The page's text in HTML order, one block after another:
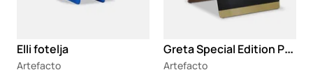
Elli fotelja
Artefacto
G
reta Special Edition Printed fotelja
Artefacto